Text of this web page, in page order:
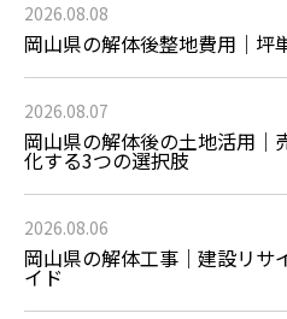
2026.08.08
岡山県の解体後整地費用｜坪
2026.08.07
岡山県の解体後の土地活用｜
化する3つの選択肢
2026.08.06
岡山県の解体工事｜建設リサ
イド